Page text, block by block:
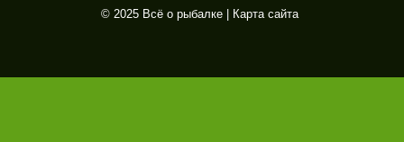
© 2025 Всё о рыбалке | Карта сайта